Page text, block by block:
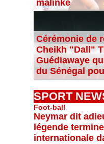
malinké
Cérémonie de
Cheikh "Dall"
Guédiawaye
du Sénégal
SPORT
Foot-ball
Neymar dit
légende
internationale